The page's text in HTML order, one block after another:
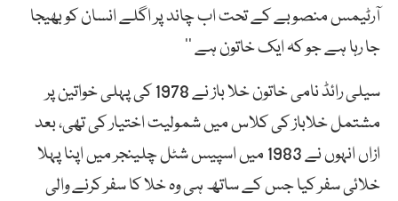
آرٹیمس منصوبے کے تحت اب چاند پر اگلے انسان کو بھیجا
جا رہا ہے جو کہ ایک خاتون ہے ‘‘
سیلی رائڈ نامی خاتون خلا باز نے 1978 کی پہلی خواتین پر
مشتمل خلاباز کی کلاس میں شمولیت اختیار کی تھی، بعد
ازاں انہوں نے 1983 میں اسپیس شٹل چلینجر میں اپنا پہلا
خلائی سفر کیا جس کے ساتھ ہی وہ خلا کا سفر کرنے والی